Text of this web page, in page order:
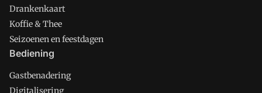
Drankenkaart
Koffie & Thee
Seizoenen en feestdagen
Bediening
Gastbenadering
Digitalisering